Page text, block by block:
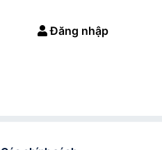
Đăng nhập